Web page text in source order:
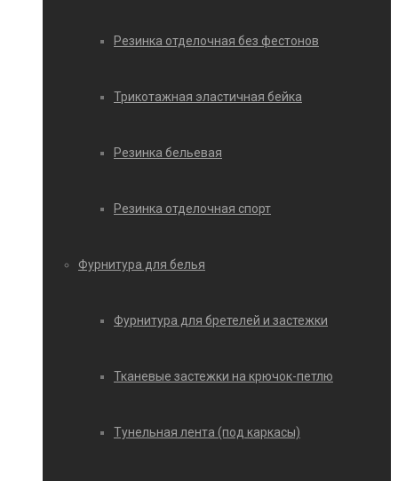
Резинка отделочная без фестонов
Трикотажная эластичная бейка
Резинка бельевая
Резинка отделочная спорт
Фурнитура для белья
Фурнитура для бретелей и застежки
Тканевые застежки на крючок-петлю
Тунельная лента (под каркасы)